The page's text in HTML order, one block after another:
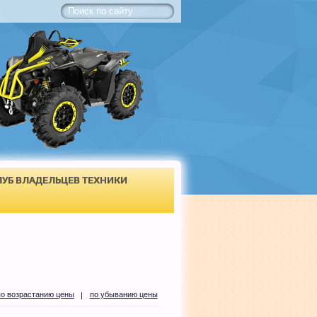
ВЛАДЕЛЬЦЕВ ТЕХНИКИ
возрастанию цены | по убыванию цены